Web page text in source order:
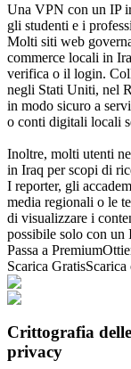
Una VPN con un IP
gli studenti e i
Molti siti web
commerce locali in
verifica o il login.
negli Stati Uniti, nel
in modo sicuro a
o conti digitali locali
Inoltre, molti utenti
in Iraq per scopi di
I reporter, gli
media regionali o le
di visualizzare i
possibile solo con un
Passa a Premium
Scarica GratisScarica
Crittografia
privacy